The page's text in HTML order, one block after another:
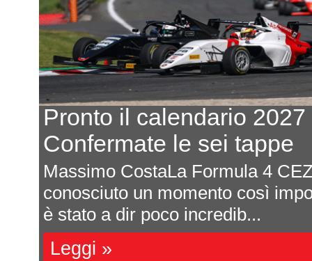
Ford: prove al banco per
dei primi test al Paul
Michele Montesano Ford
ampi passi al ritorno nella classe
con la sua Hypercar....
Leggi »